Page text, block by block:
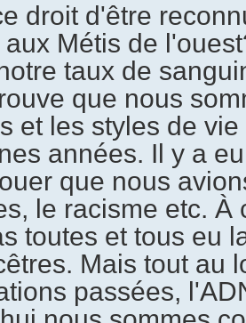
droit d'être
Métis de
taux de
que nous
et les styles de
années. Il y a
que nous
le racisme etc. À
toutes et tous eu
Mais tout au
passées,